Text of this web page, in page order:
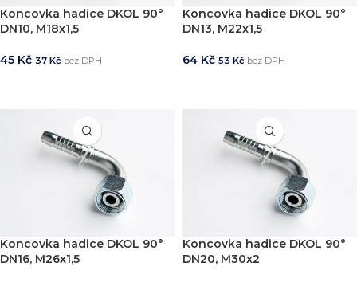
Koncovka hadice DKOL 90°
DN10, M18x1,5
45 Kč 37 Kč bez DPH
Koncovka hadice DKOL 90°
DN13, M22x1,5
64 Kč 53 Kč bez DPH
Koncovka hadice DKOL 90°
DN16, M26x1,5
Koncovka hadice DKOL 90°
DN20, M30x2